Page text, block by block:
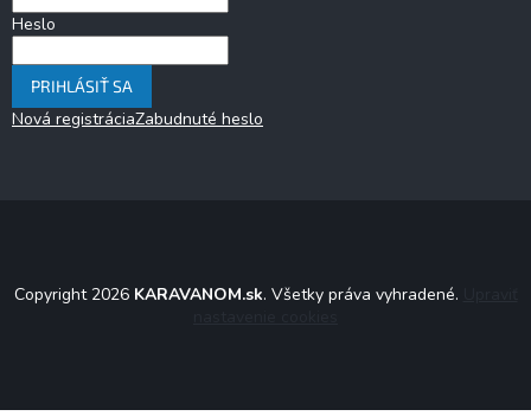
Heslo
PRIHLÁSIŤ SA
Nová registráciaZabudnuté heslo
Copyright 2026 KARAVANOM.sk. Všetky práva vyhradené.